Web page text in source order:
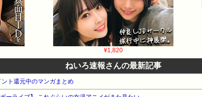
¥1,820
ねいろ速報さんの最新記事
ント還元中のマンガまとめ